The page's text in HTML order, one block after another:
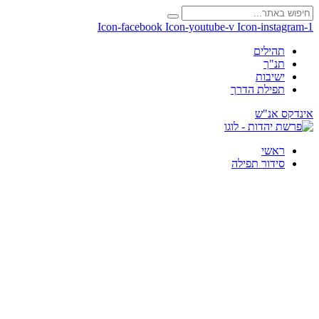
Icon-facebook Icon-youtube-v Icon-instagram-1
תהילים
תנ"ך
ישיבות
תפילת הדרך
אינדקס אנ"ש
ראשי
סידור תפילה